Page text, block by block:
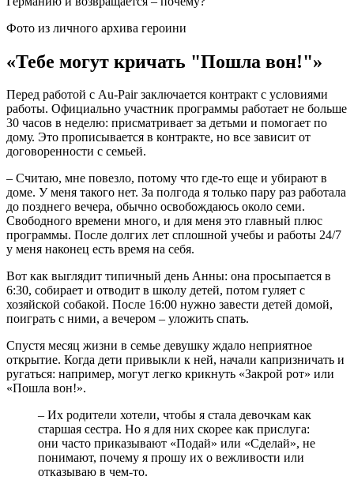
Фото из личного архива героини
«Тебе могут кричать "Пошла вон!"»
Перед работой с Au-Pair заключается контракт с условиями
работы. Официально участник программы работает не больше
30 часов в неделю: присматривает за детьми и помогает по
дому. Это прописывается в контракте, но все зависит от
договоренности с семьей.
– Считаю, мне повезло, потому что где-то еще и убирают в
доме. У меня такого нет. За полгода я только пару раз работала
до позднего вечера, обычно освобождаюсь около семи.
Свободного времени много, и для меня это главный плюс
программы. После долгих лет сплошной учебы и работы 24/7
у меня наконец есть время на себя.
Вот как выглядит типичный день Анны: она просыпается в
6:30, собирает и отводит в школу детей, потом гуляет с
хозяйской собакой. После 16:00 нужно завести детей домой,
поиграть с ними, а вечером – уложить спать.
Спустя месяц жизни в семье девушку ждало неприятное
открытие. Когда дети привыкли к ней, начали капризничать и
ругаться: например, могут легко крикнуть «Закрой рот» или
«Пошла вон!».
– Их родители хотели, чтобы я стала девочкам как
старшая сестра. Но я для них скорее как прислуга:
они часто приказывают «Подай» или «Сделай», не
понимают, почему я прошу их о вежливости или
отказываю в чем-то.